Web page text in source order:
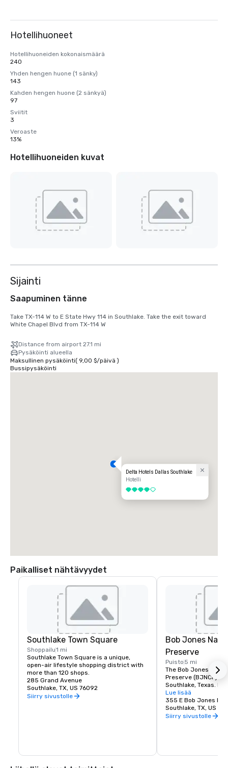
Hotellihuoneet
Hotellihuoneiden kokonaismäärä
240
Yhden hengen huone (1 sänky)
143
Kahden hengen huone (2 sänkyä)
97
Sviitit
3
Veroaste
13%
Hotellihuoneiden kuvat
Sijainti
Saapuminen tänne
Take TX-114 W to E State Hwy 114 in Southlake. Take the exit toward
White Chapel Blvd from TX-114 W
Distance from airport 27.1 mi
Pysäköinti alueella
Maksullinen pysäköinti( 9,00 $/päivä )
Bussipysäköinti
Delta Hotels Dallas Southlake
Hotelli
4 / 5
Paikalliset nähtävyydet
Southlake Town Square
Shoppailu1 mi
Southlake Town Square is a unique,
open-air lifestyle shopping district with
more than 120 shops.
285 Grand Avenue
Southlake, TX, US 76092
Siirry sivustolle
Bob Jones
Preserve
Puisto 5 mi
The Bob Jones
Preserve (BJNCP) is
Southlake, Texas. It
bustle of DFW life,
opportunity to
ecosystem. The
surrounded by more
Lue lisää
355 E Bob Jones
Southlake, TX, US
Siirry sivustolle